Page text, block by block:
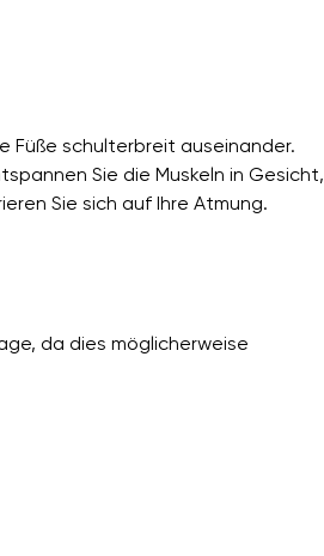
Füße schulterbreit auseinander.
Sie die Muskeln in Gesicht,
Sie sich auf Ihre Atmung.
da dies möglicherweise